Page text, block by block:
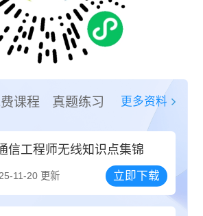
课程 真题练习 更多资料
信工程师无线知识点集锦
11-20 更新 立即下载